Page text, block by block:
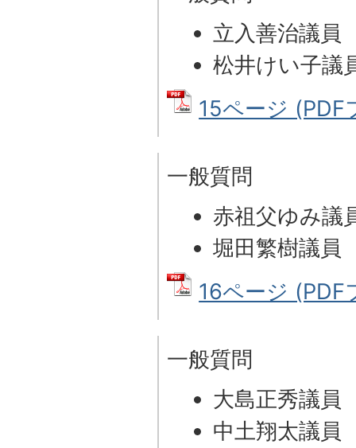
立入善治議員
松井けい子議
15ページ
一般質問
赤祖父ゆみ議
堀田繁樹議員
16ページ
一般質問
大島正秀議員
中土翔太議員